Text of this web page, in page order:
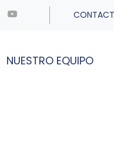
NUESTRO EQUIPO